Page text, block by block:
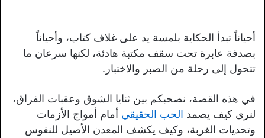
أحياناً تبدأ الحكاية بلمسة يد على غلاف كتاب، وأحياناً
بصدفة عابرة تحت سقف مكتبة هادئة، لكنها سرعان ما
تتحول إلى رحلة من الصبر والاختبار.
في هذه القصة، نصحبكم بين ثنايا الشوق وعقبات الفراق،
لنرى كيف يصمد الحب الحقيقي أمام أمواج الأزمات
وتحديات الغربة، وكيف يكشف المعدن الأصيل للنفوس